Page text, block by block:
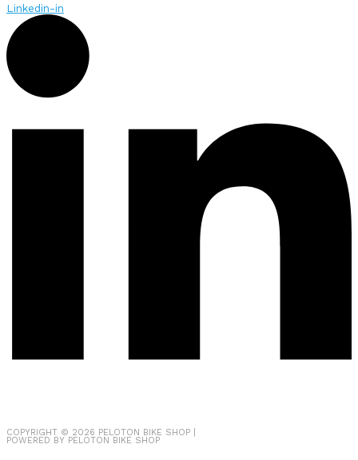
Linkedin-in
COPYRIGHT © 2026 PELOTON BIKE SHOP
POWERED BY PELOTON BIKE SHOP